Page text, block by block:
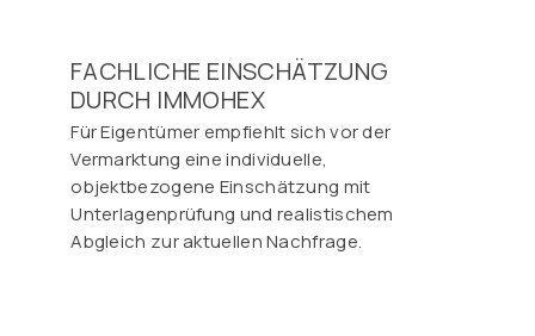
FACHLICHE EINSCHÄTZUNG
DURCH IMMOHEX
Für Eigentümer empfiehlt sich vor der
Vermarktung eine individuelle,
objektbezogene Einschätzung mit
Unterlagenprüfung und realistischem
Abgleich zur aktuellen Nachfrage.